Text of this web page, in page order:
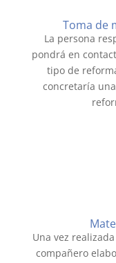
Toma de
La persona
pondrá en
tipo de
concretaría
Una vez
compañero